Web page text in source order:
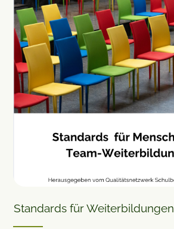
Standards für Weiterbildungen